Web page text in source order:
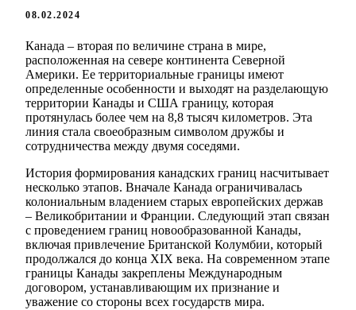
08.02.2024
Канада – вторая по величине страна в мире,
расположенная на севере континента Северной
Америки. Ее территориальные границы имеют
определенные особенности и выходят на разделающую
территории Канады и США границу, которая
протянулась более чем на 8,8 тысяч километров. Эта
линия стала своеобразным символом дружбы и
сотрудничества между двумя соседями.
История формирования канадских границ насчитывает
несколько этапов. Вначале Канада ограничивалась
колониальным владением старых европейских держав
– Великобритании и Франции. Следующий этап связан
с проведением границ новообразованной Канады,
включая привлечение Британской Колумбии, который
продолжался до конца XIX века. На современном этапе
границы Канады закреплены Международным
договором, устанавливающим их признание и
уважение со стороны всех государств мира.